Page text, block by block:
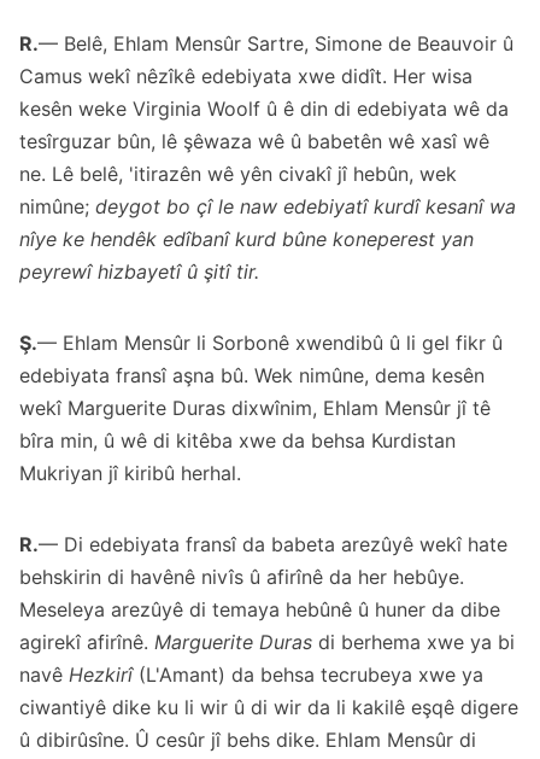
R.— Belê, Ehlam Mensûr Sartre, Simone de Beauvoir û
Camus wekî nêzîkê edebiyata xwe didît. Her wisa
kesên weke Virginia Woolf û ê din di edebiyata wê da
tesîrguzar bûn, lê şêwaza wê û babetên wê xasî wê
ne. Lê belê, 'itirazên wê yên civakî jî hebûn, wek
nimûne; deygot bo çî le naw edebiyatî kurdî kesanî wa
nîye ke hendêk edîbanî kurd bûne koneperest yan
peyrewî hizbayetî û şitî tir.
Ş.— Ehlam Mensûr li Sorbonê xwendibû û li gel fikr û
edebiyata fransî aşna bû. Wek nimûne, dema kesên
wekî Marguerite Duras dixwînim, Ehlam Mensûr jî tê
bîra min, û wê di kitêba xwe da behsa Kurdistan
Mukriyan jî kiribû herhal.
R.— Di edebiyata fransî da babeta arezûyê wekî hate
behskirin di havênê nivîs û afirînê da her hebûye.
Meseleya arezûyê di temaya hebûnê û huner da dibe
agirekî afirînê. Marguerite Duras di berhema xwe ya bi
navê Hezkirî (L'Amant) da behsa tecrubeya xwe ya
ciwantiyê dike ku li wir û di wir da li kakilê eşqê digere
û dibirûsîne. Û cesûr jî behs dike. Ehlam Mensûr di